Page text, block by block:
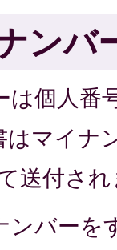
ンバ
は個人番
はマイナ
送付さ
ンバーを